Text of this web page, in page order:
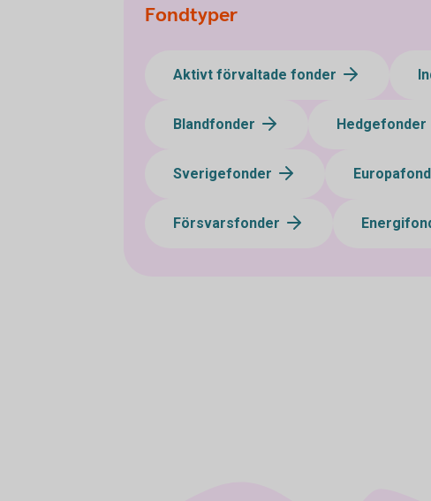
Fondtyper
Aktivt förvaltade fonder
Blandfonder Hedgefonder
Sverigefonder
Försvarsfonder